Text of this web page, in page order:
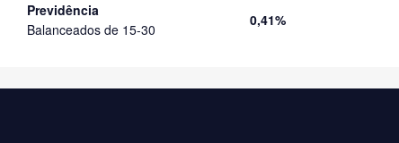
Previdência
Balanceados de 15-30
0,41%